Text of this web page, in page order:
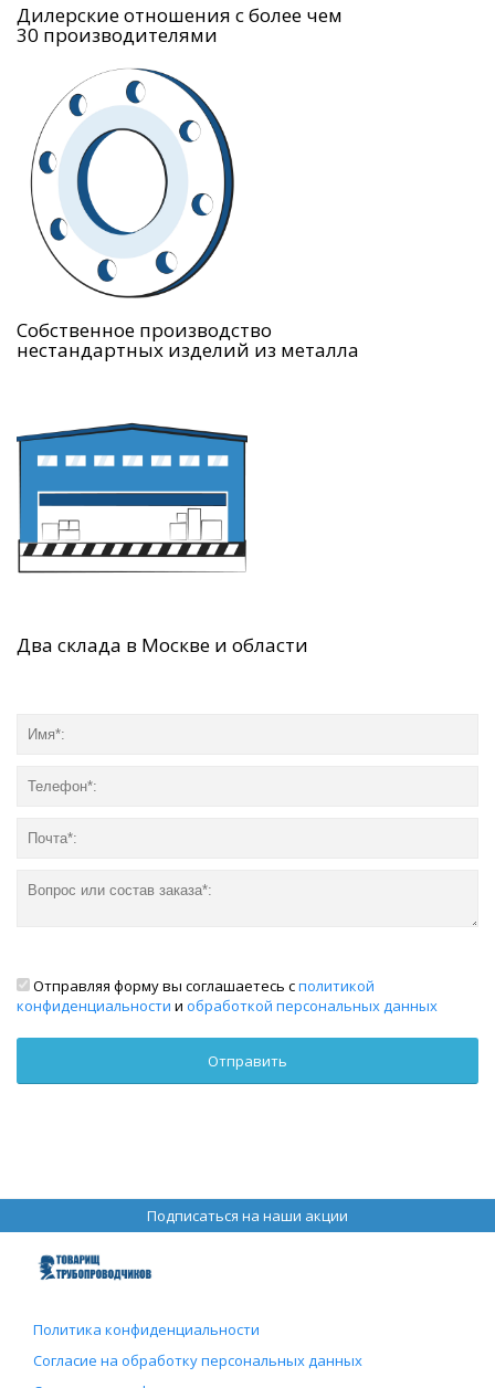
Дилерские отношения с более чем
30 производителями
Собственное производство
нестандартных изделий из металла
Два склада в Москве и области
Отправляя форму вы соглашаетесь сполитикой
конфиденциальности и обработкой персональных данных
Подписаться на наши акции
Политика конфиденциальности
Согласие на обработку персональных данных